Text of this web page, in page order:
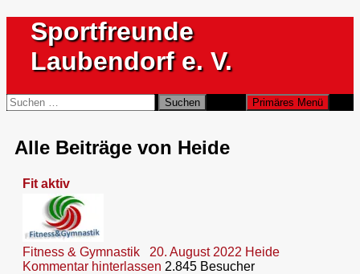
Inhalt
springen
Sportfreunde
Laubendorf e. V.
Suchen Primäres Menü
Suchen
nach:
Alle Beiträge von Heide
Fit aktiv
Fitness & Gymnastik 20. August 2022 Heide
Kommentar hinterlassen 2.845 Besucher